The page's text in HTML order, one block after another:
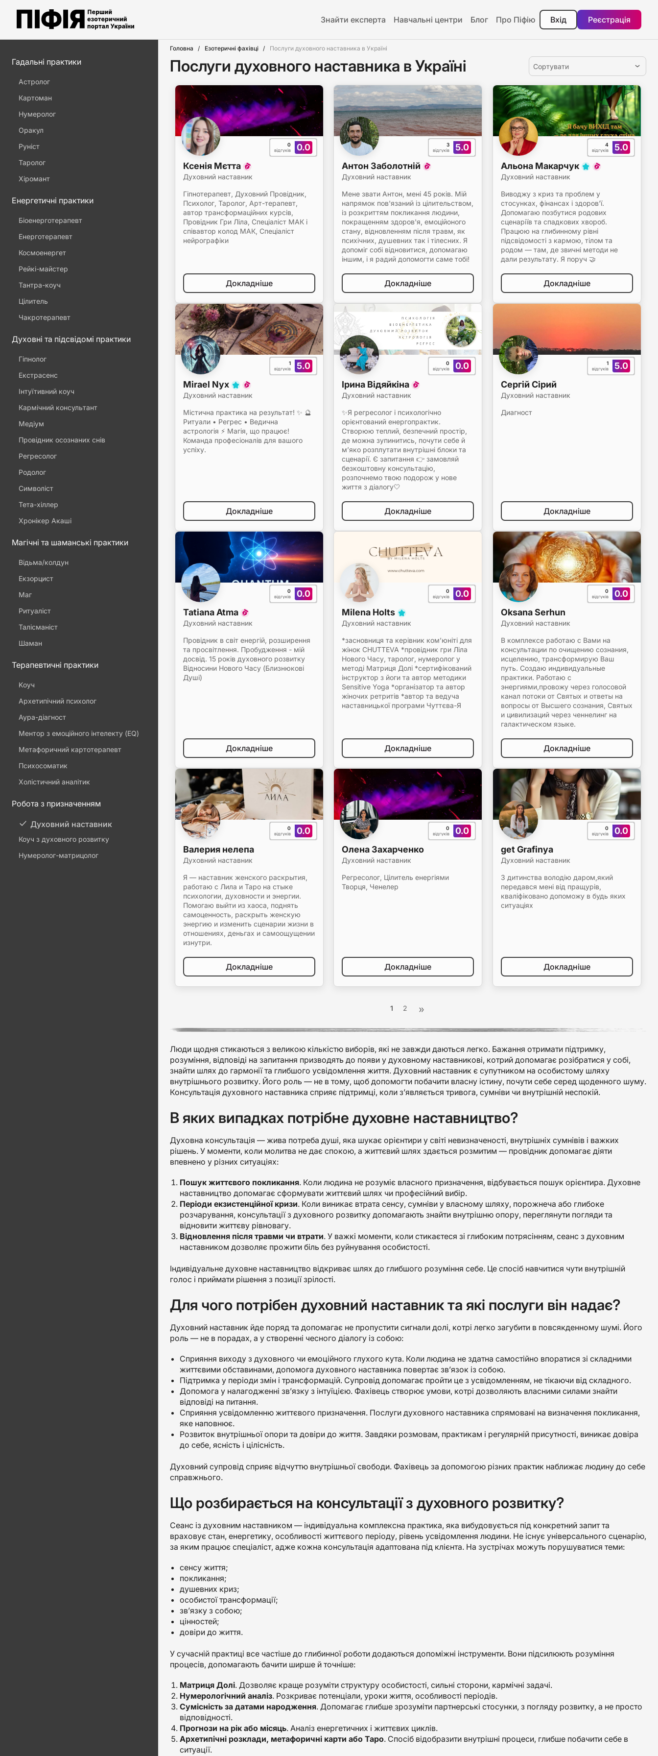
Знайти експерта Навчальні центри Блог Про Піфію Вхід Реєстрація
Головна Езотеричні фахівці Послуги духовного наставника в Україні
Послуги духовного наставника в Україні Сортувати
0.0
0
відгуків
Ксенія Мєтта
Духовний наставник
Гіпнотерапевт, Духовний Провідник,
Психолог, Таролог, Арт-терапевт,
автор трансформаційних курсів,
Провідник Гри Ліла, Спеціаліст МАК і
співавтор колод МАК, Спеціаліст
нейрографіки
Докладніше
5.0
3
відгуків
Антон Заболотній
Духовний наставник
Мене звати Антон, мені 45 років. Мій
напрямок пов'язаний із цілительством,
із розкриттям покликання людини,
покращенням здоров'я, емоційоного
стану, відновленням після травм, як
психічних, душевних так і тілесних. Я
допоміг собі відновитися, допомагаю
іншим, і я радий допомогти саме тобі!
Докладніше
5.0
4
відгуків
Альона Макарчук
Духовний наставник
Виводжу з криз та проблем у
стосунках, фінансах і здоров'ї.
Допомагаю позбутися родових
сценаріїв та спадкових хвороб.
Працюю на глибинному рівні
підсвідомості з кармою, тілом та
родом — там, де звичні методи не
дали результату. Я поруч 🤝
Докладніше
5.0
1
відгуків
Mirael Nyx
Духовний наставник
Містична практика на результат! ✨ 🔮
Ритуали • Регрес • Ведична
астрологія ⚡ Магія, що працює!
Команда професіоналів для вашого
успіху.
Докладніше
0.0
0
відгуків
Ірина Відяйкіна
Духовний наставник
✨Я регресолог і психологічно
орієнтований енергопрактик.
Створюю теплий, безпечний простір,
де можна зупинитись, почути себе й
м’яко розплутати внутрішні блоки та
сценарії. Є запитання 👉 замовляй
безкоштовну консультацію,
розпочнемо твою подорож у нове
життя з діалогу🤍
Докладніше
5.0
1
відгуків
Сергій Сірий
Духовний наставник
Диагност
Докладніше
0.0
0
відгуків
Tatiana Atma
Духовний наставник
Провідник в світ енергій, розширення
та просвітлення. Пробудження - мій
досвід. 15 років духовного розвитку
Відносини Нового Часу (Близнюкові
Душі)
Докладніше
0.0
0
відгуків
Milena Holts
Духовний наставник
*засновниця та керівник комʼюніті для
жінок CHUTTEVA *провідник гри Ліла
Нового Часу, таролог, нумеролог у
методі Матриця Долі *сертифікований
інструктор з йоги та автор методики
Sensitive Yoga *організатор та автор
жіночих ретритів *автор та ведуча
наставницької програми Чуттєва-Я
Докладніше
0.0
0
відгуків
Oksana Serhun
Духовний наставник
В комплексе работаю с Вами на
консультации по очищению сознания,
исцелению, трансформирую Ваш
путь. Создаю индивидуальные
практики. Работаю с
энергиями,провожу через голосовой
канал потоки от Святых и ответы на
вопросы от Высшего сознания, Святых
и цивилизаций через ченнелинг на
галактическом языке.
Докладніше
0.0
0
відгуків
Валерия нелепа
Духовний наставник
Я — наставник женского раскрытия,
работаю с Лила и Таро на стыке
психологии, духовности и энергии.
Помогаю выйти из хаоса, поднять
самоценность, раскрыть женскую
энергию и изменить сценарии жизни в
отношениях, деньгах и самоощущении
изнутри.
Докладніше
0.0
0
відгуків
Олена Захарченко
Духовний наставник
Регресолог, Цілитель енергіями
Творця, Ченелер
Докладніше
0.0
0
відгуків
get Grafinya
Духовний наставник
З дитинства володію даром,який
передався мені від пращурів,
кваліфіковано допоможу в будь яких
ситуаціях
Докладніше
1 2
Люди щодня стикаються з великою кількістю виборів, які не завжди даються легко. Бажання отримати підтримку,
розуміння, відповіді на запитання призводять до появи у духовному наставникові, котрий допомагає розібратися у собі,
знайти шлях до гармонії та глибшого усвідомлення життя. Духовний наставник є супутником на особистому шляху
внутрішнього розвитку. Його роль — не в тому, щоб допомогти побачити власну істину, почути себе серед щоденного шуму.
Консультація духовного наставника сприяє підтримці, коли з’являється тривога, сумніви чи внутрішній неспокій.
В яких випадках потрібне духовне наставництво?
Духовна консультація — жива потреба душі, яка шукає орієнтири у світі невизначеності, внутрішніх сумнівів і важких
рішень. У моменти, коли молитва не дає спокою, а життєвий шлях здається розмитим — провідник допомагає діяти
впевнено у різних ситуаціях:
Пошук життєвого покликання. Коли людина не розуміє власного призначення, відбувається пошук орієнтира. Духовне
наставництво допомагає сформувати життєвий шлях чи професійний вибір.
Періоди екзистенційної кризи. Коли виникає втрата сенсу, сумніви у власному шляху, порожнеча або глибоке
розчарування, консультації з духовного розвитку допомагають знайти внутрішню опору, переглянути погляди та
відновити життєву рівновагу.
Відновлення після травми чи втрати. У важкі моменти, коли стикаєтеся зі глибоким потрясінням, сеанс з духовним
наставником дозволяє прожити біль без руйнування особистості.
Індивідуальне духовне наставництво відкриває шлях до глибшого розуміння себе. Це спосіб навчитися чути внутрішній
голос і приймати рішення з позиції зрілості.
Для чого потрібен духовний наставник та які послуги він надає?
Духовний наставник йде поряд та допомагає не пропустити сигнали долі, котрі легко загубити в повсякденному шумі. Його
роль — не в порадах, а у створенні чесного діалогу із собою:
Сприяння виходу з духовного чи емоційного глухого кута. Коли людина не здатна самостійно впоратися зі складними
життєвими обставинами, допомога духовного наставника повертає зв’язок із собою.
Підтримка у періоди змін і трансформацій. Супровід допомагає пройти це з усвідомленням, не тікаючи від складного.
Допомога у налагодженні зв’язку з інтуїцією. Фахівець створює умови, котрі дозволяють власними силами знайти
відповіді на питання.
Сприяння усвідомленню життєвого призначення. Послуги духовного наставника спрямовані на визначення покликання,
яке наповнює.
Розвиток внутрішньої опори та довіри до життя. Завдяки розмовам, практикам і регулярній присутності, виникає довіра
до себе, ясність і цілісність.
Духовний супровід сприяє відчуттю внутрішньої свободи. Фахівець за допомогою різних практик наближає людину до себе
справжнього.
Що розбирається на консультації з духовного розвитку?
Сеанс із духовним наставником — індивідуальна комплексна практика, яка вибудовується під конкретний запит та
враховує стан, енергетику, особливості життєвого періоду, рівень усвідомлення людини. Не існує універсального сценарію,
за яким працює спеціаліст, адже кожна консультація адаптована під клієнта. На зустрічах можуть порушуватися теми:
сенсу життя;
покликання;
душевних криз;
особистої трансформації;
зв’язку з собою;
цінностей;
довіри до життя.
У сучасній практиці все частіше до глибинної роботи додаються допоміжні інструменти. Вони підсилюють розуміння
процесів, допомагають бачити ширше й точніше:
Матриця Долі. Дозволяє краще розуміти структуру особистості, сильні сторони, кармічні задачі.
Нумерологічний аналіз. Розкриває потенціали, уроки життя, особливості періодів.
Сумісність за датами народження. Допомагає глибше зрозуміти партнерські стосунки, з погляду розвитку, а не просто
відповідності.
Прогнози на рік або місяць. Аналіз енергетичних і життєвих циклів.
Архетипічні розклади, метафоричні карти або Таро. Спосіб відобразити внутрішні процеси, глибше побачити себе в
ситуації.
Гадальні практики
Астролог
Картоман
Нумеролог
Оракул
Руніст
Таролог
Хіромант
Енергетичні практики
Біоенерготерапевт
Енерготерапевт
Космоенергет
Рейкі-майстер
Тантра-коуч
Цілитель
Чакротерапевт
Духовні та підсвідомі практики
Гіпнолог
Екстрасенс
Інтуїтивний коуч
Кармічний консультант
Медіум
Провідник осознаних снів
Регресолог
Родолог
Символіст
Тета-хіллер
Хронікер Акаші
Магічні та шаманські практики
Відьма/колдун
Екзорцист
Маг
Ритуаліст
Талісманіст
Шаман
Терапевтичні практики
Kоуч
Архетипічний психолог
Аура-діагност
Ментор з емоційного інтелекту (EQ)
Метафоричний картотерапевт
Психосоматик
Холістичний аналітик
Робота з призначенням
Духовний наставник
Коуч з духовного розвитку
Нумеролог-матрицолог